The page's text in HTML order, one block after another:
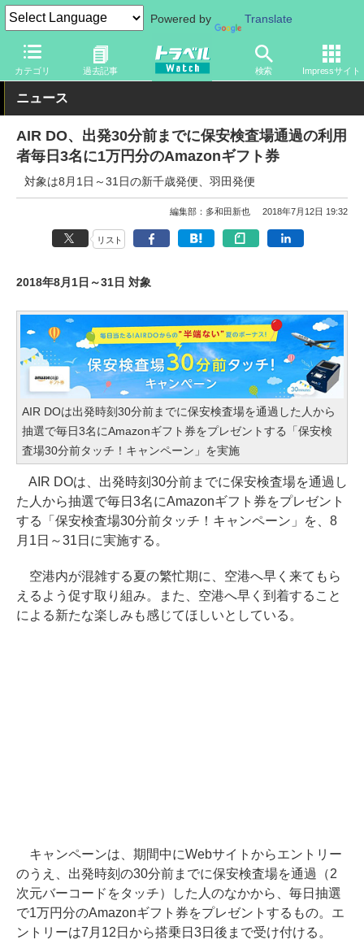
Powered by Translate
カテゴリ 過去記事 検索 Impressサイト
トラベル Watch 地域 国内旅行 北海道
ニュース
AIR DO、出発30分前までに保安検査場通過の利用
者毎日3名に1万円分のAmazonギフト券
対象は8月1日～31日の新千歳発便、羽田発便
編集部：多和田新也 2018年7月12日 19:32
リスト
2018年8月1日～31日 対象
AIR DOは出発時刻30分前までに保安検査場を通過した人から
抽選で毎日3名にAmazonギフト券をプレゼントする「保安検
査場30分前タッチ！キャンペーン」を実施
AIR DOは、出発時刻30分前までに保安検査場を通過し
た人から抽選で毎日3名にAmazonギフト券をプレゼント
する「保安検査場30分前タッチ！キャンペーン」を、8
月1日～31日に実施する。
空港内が混雑する夏の繁忙期に、空港へ早く来てもら
えるよう促す取り組み。また、空港へ早く到着すること
による新たな楽しみも感じてほしいとしている。
キャンペーンは、期間中にWebサイトからエントリー
のうえ、出発時刻の30分前までに保安検査場を通過（2
次元バーコードをタッチ）した人のなかから、毎日抽選
で1万円分のAmazonギフト券をプレゼントするもの。エ
ントリーは7月12日から搭乗日3日後まで受け付ける。